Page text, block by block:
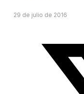
29 de julio de 2016